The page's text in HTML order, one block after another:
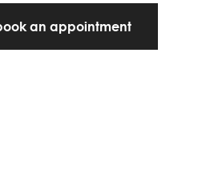
an appointment